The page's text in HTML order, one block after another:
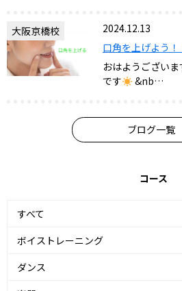
大阪京橋校
2024.12.13
口角を上げよう！
おはようござい
です
&nb…
ブログ一覧
コース
すべて
ボイストレーニング
ダンス